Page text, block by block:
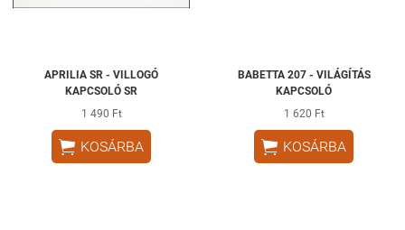
APRILIA SR - VILLOGÓ
KAPCSOLÓ SR
1 490 Ft
 KOSÁRBA
BABETTA 207 - VILÁGÍTÁS
KAPCSOLÓ
1 620 Ft
 KOSÁRBA